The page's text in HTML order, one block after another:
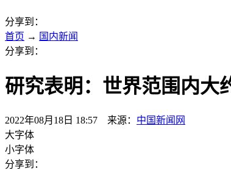
分享到：
首页 → 国内新闻
分享到：
研究表明：世界范围内大
2022年08月18日 18:57 来源： 中国新闻网
大字体
小字体
分享到：